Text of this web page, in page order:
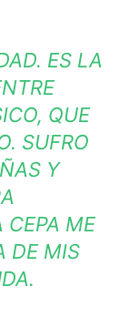
ES LA
QUE
SUFRO
Y
CEPA ME
DE MIS